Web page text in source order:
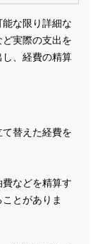
な限り詳細な
実際の支出を
、経費の精算
替えた経費を
などを精算す
とがありま